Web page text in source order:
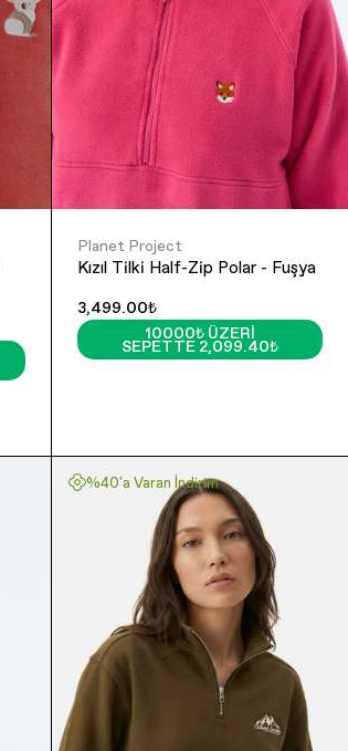
Planet Project
Kızıl Tilki Half-Zip Polar - Fuşya
3,499.00₺
10000₺ ÜZERI
SEPETTE 2,099.40₺
%40'a Varan İndirim